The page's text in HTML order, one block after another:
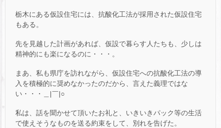
栃木にある仮設住宅には、抗酸化工法が採用された仮設住宅
もある。
先を見越した計画があれば、仮設で暮らす人たちも、少しは
精神的にも楽になるのに・・・。
まあ、私も県庁を訪れながら、仮設住宅への抗酸化工法の導
入を積極的に奨めなかったのだから、言えた義理ではな
い・・・＿|￣|○
私は、話を聞かせて頂いたお礼と、いきいきパック等の生活
で使えそうなものを送る約束をして、別れを告げた。